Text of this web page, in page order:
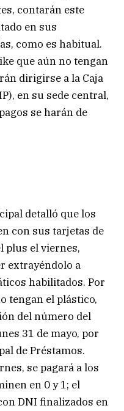
contarán este
en sus
como es habitual.
que aún no tengan
dirigirse a la Caja
en su sede central,
se harán de
detalló que los
con sus tarjetas de
plus el viernes,
extrayéndolo a
habilitados. Por
tengan el plástico,
del número del
31 de mayo, por
de Préstamos.
se pagará a los
en 0 y 1; el
DNI finalizados en